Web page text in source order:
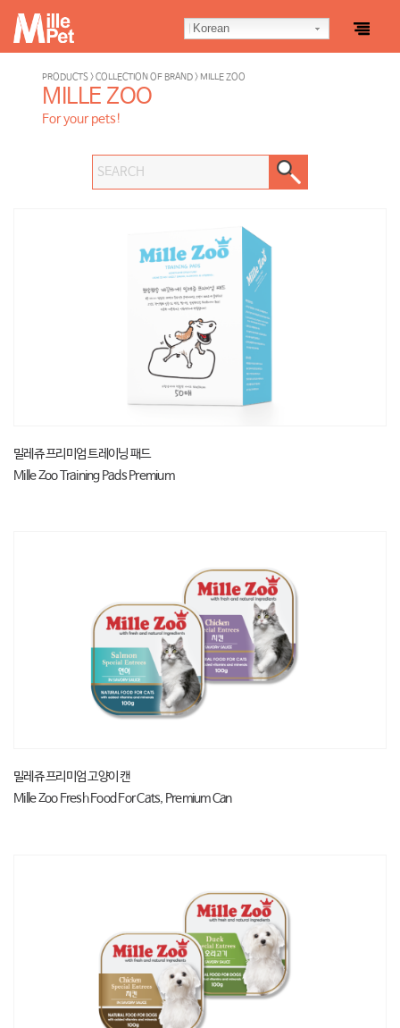
Korean
PRODUCTS > COLLECTION OF BRAND > MILLE ZOO
MILLE ZOO
For your pets!
밀레쥬 프리미엄 트레이닝 패드
Mille Zoo Training Pads Premium
밀레쥬 프리미엄 고양이 캔
Mille Zoo Fresh Food For Cats, Premium Can